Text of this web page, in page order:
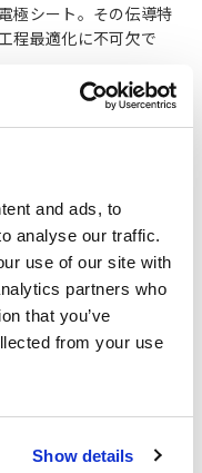
and ads, to
analyse our traffic.
use of our site with
partners who
that you’ve
from your use
Show details
極シート。その伝導特
程最適化に不可欠で
し、電極抵抗を測定す
化がもたらす新たな評
も開催しますので、現
の疑問点を直接ぶつけ
ウェビナー